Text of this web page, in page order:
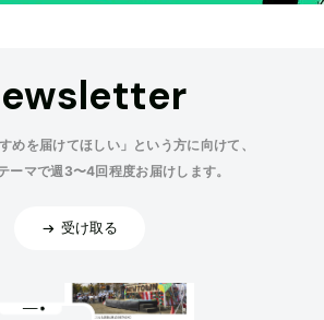
めを届けてほしい」という方に向けて、
ーマで週3〜4回程度お届けします。
受け取る